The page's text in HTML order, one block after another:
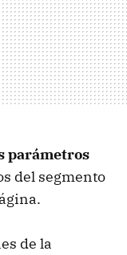
parámetros
del segmento
de la